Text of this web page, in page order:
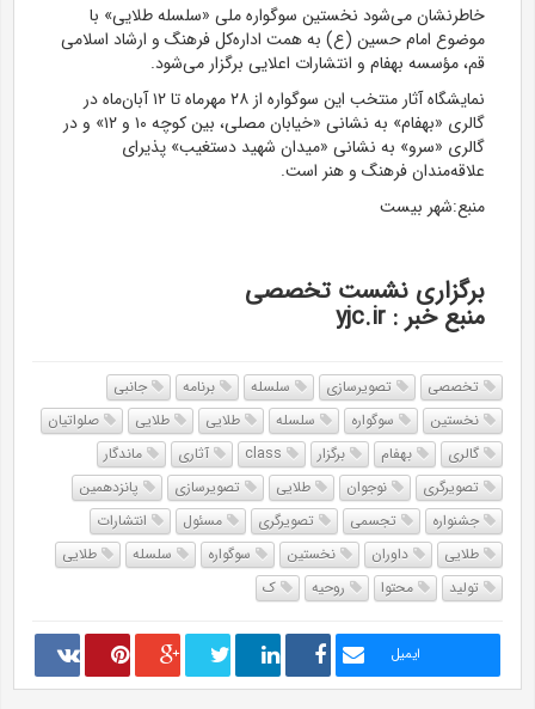
خاطرنشان می‌شود نخستین سوگواره ملی «سلسله طلایی» با
موضوع امام حسین (ع) به همت اداره‌کل فرهنگ و ارشاد اسلامی
قم، مؤسسه بهفام و انتشارات اعلایی برگزار می‌شود.
نمایشگاه آثار منتخب این سوگواره از ۲۸ مهرماه تا ۱۲ آبان‌ماه در
گالری «بهفام» به نشانی «خیابان مصلی، بین کوچه ۱۰ و ۱۲» و در
گالری «سرو» به نشانی «میدان شهید دستغیب» پذیرای
علاقه‌مندان فرهنگ و هنر است.
منبع:شهر بیست
برگزاری نشست تخصصی
منبع خبر : yjc.ir
تخصصی تصویرسازی سلسله برنامه
جانبی
نخستین
سوگواره سلسله طلایی طلایی
صلواتیان
گالری
بهفام برگزار class آثاری
ماندگار
تصویرگری
نوجوان طلایی تصویرسازی
پانزدهمین
جشنواره
تجسمی تصویرگری مسئول
انتشارات
طلایی
داوران نخستین سوگواره سلسله
طلایی
تولید
محتوا روحیه ک
ایمیل